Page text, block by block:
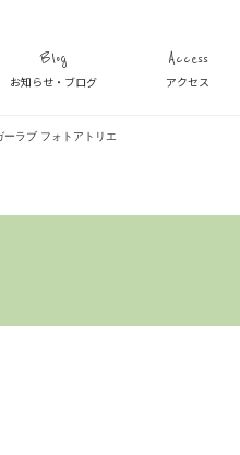
Blog
お知らせ・ブログ
Access
アクセス
ラブ フォトアトリエ